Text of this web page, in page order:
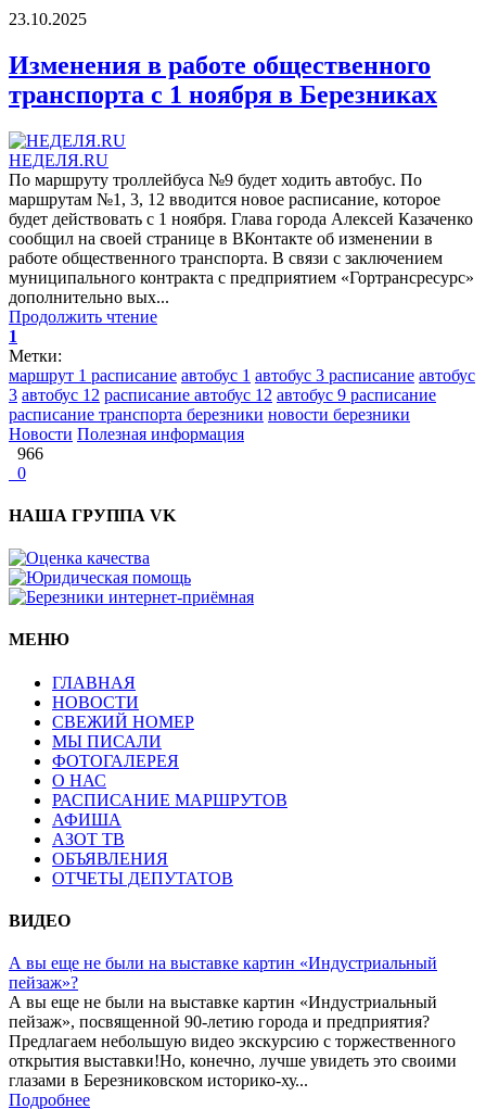
23.10.2025
Изменения в работе общественного
транспорта с 1 ноября в Березниках
НЕДЕЛЯ.RU
По маршруту троллейбуса №9 будет ходить автобус. По
маршрутам №1, 3, 12 вводится новое расписание, которое
будет действовать с 1 ноября. Глава города Алексей Казаченко
сообщил на своей странице в ВКонтакте об изменении в
работе общественного транспорта. В связи с заключением
муниципального контракта с предприятием «Гортрансресурс»
дополнительно вых...
Продолжить чтение
1
Метки:
маршрут 1 расписание автобус 1 автобус 3 расписание автобус
3 автобус 12 расписание автобус 12 автобус 9 расписание
расписание транспорта березники новости березники
Новости Полезная информация
966
0
НАША ГРУППА VK
МЕНЮ
ГЛАВНАЯ
НОВОСТИ
СВЕЖИЙ НОМЕР
МЫ ПИСАЛИ
ФОТОГАЛЕРЕЯ
О НАС
РАСПИСАНИЕ МАРШРУТОВ
АФИША
АЗОТ ТВ
ОБЪЯВЛЕНИЯ
ОТЧЕТЫ ДЕПУТАТОВ
ВИДЕО
А вы еще не были на выставке картин «Индустриальный
пейзаж»?
А вы еще не были на выставке картин «Индустриальный
пейзаж», посвященной 90-летию города и предприятия?
Предлагаем небольшую видео экскурсию с торжественного
открытия выставки!Но, конечно, лучше увидеть это своими
глазами в Березниковском историко-ху...
Подробнее